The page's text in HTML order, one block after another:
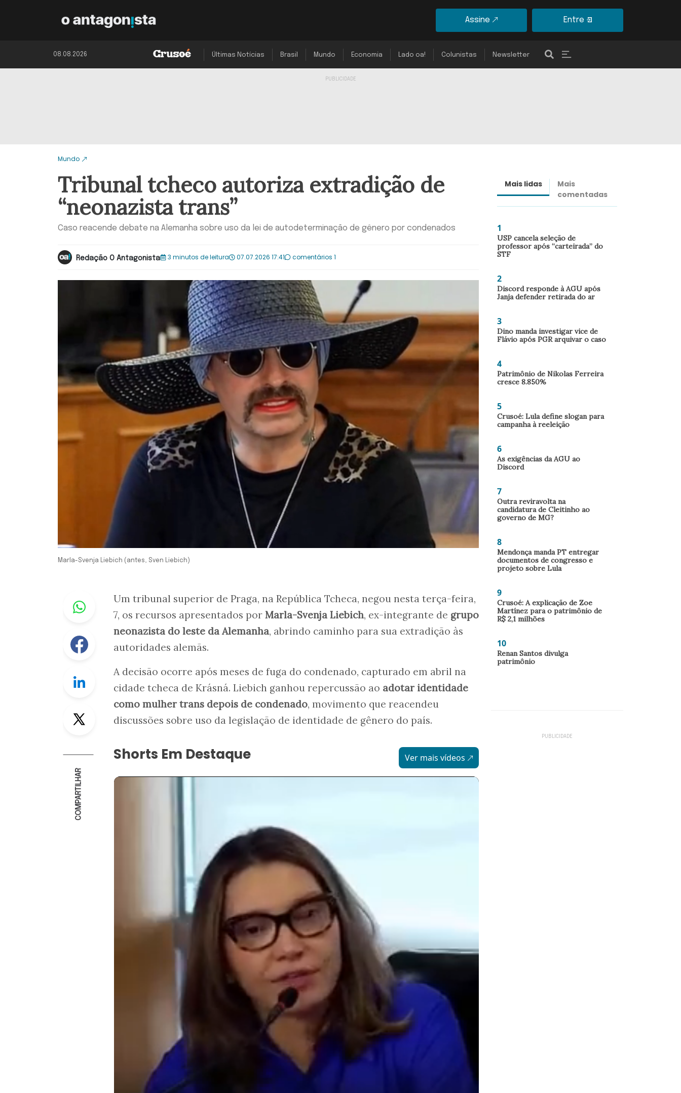
Assine Entre
08.08.2026 Últimas Notícias Brasil Mundo Economia Lado oa! Colunistas Newsletter
Mundo
Tribunal tcheco autoriza extradição de
“neonazista trans”
Caso reacende debate na Alemanha sobre uso da lei de autodeterminação de gênero por condenados
Redação O Antagonista 3 minutos de leitura 07.07.2026 17:41 comentários 1
Marla-Svenja Liebich (antes, Sven Liebich)
Whastapp
Facebook
Linkedin
Twitter
COMPARTILHAR
Um tribunal superior de Praga, na República Tcheca, negou nesta terça-feira,
7, os recursos apresentados por Marla-Svenja Liebich, ex-integrante de grupo
neonazista do leste da Alemanha, abrindo caminho para sua extradição às
autoridades alemãs.
A decisão ocorre após meses de fuga do condenado, capturado em abril na
cidade tcheca de Krásná. Liebich ganhou repercussão ao adotar identidade
como mulher trans depois de condenado, movimento que reacendeu
discussões sobre uso da legislação de identidade de gênero do país.
Shorts Em Destaque Ver mais vídeos
Mais lidas
Mais
comentadas
1
USP cancela seleção de
professor após “carteirada” do
STF
2
Discord responde à AGU após
Janja defender retirada do ar
3
Dino manda investigar vice de
Flávio após PGR arquivar o caso
4
Patrimônio de Nikolas Ferreira
cresce 8.850%
5
Crusoé: Lula define slogan para
campanha à reeleição
6
As exigências da AGU ao
Discord
7
Outra reviravolta na
candidatura de Cleitinho ao
governo de MG?
8
Mendonça manda PT entregar
documentos de congresso e
projeto sobre Lula
9
Crusoé: A explicação de Zoe
Martínez para o patrimônio de
R$ 2,1 milhões
10
Renan Santos divulga
patrimônio